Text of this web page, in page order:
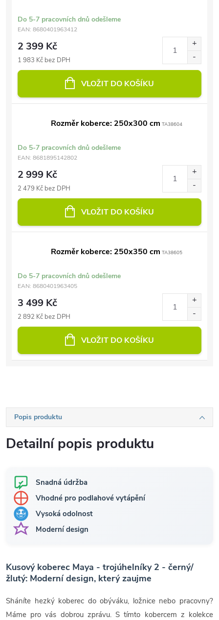
Do 5-7 pracovních dnů odešleme
EAN: 8680401963412
2 399 Kč
1 983 Kč bez DPH
VLOŽIT DO KOŠÍKU
Rozměr koberce: 250x300 cm TA38604
Do 5-7 pracovních dnů odešleme
EAN: 8681895142802
2 999 Kč
2 479 Kč bez DPH
VLOŽIT DO KOŠÍKU
Rozměr koberce: 250x350 cm TA38605
Do 5-7 pracovních dnů odešleme
EAN: 8680401963405
3 499 Kč
2 892 Kč bez DPH
VLOŽIT DO KOŠÍKU
Popis produktu
Detailní popis produktu
Snadná údržba
Vhodné pro podlahové vytápění
Vysoká odolnost
Moderní design
Kusový koberec Maya - trojúhelníky 2 - černý/
žlutý: Moderní design, který zaujme
Sháníte hezký koberec do obýváku, ložnice nebo pracovny?
Máme pro vás dobrou zprávu. S tímto kobercem z kolekce